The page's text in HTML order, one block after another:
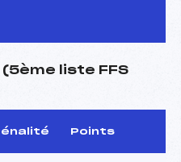
liste FFS
Points